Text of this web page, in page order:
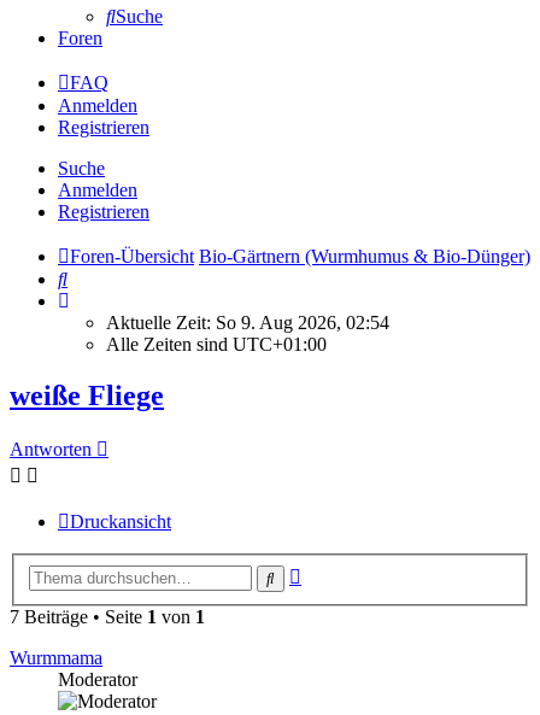
Suche
Foren
FAQ
Anmelden
Registrieren
Suche
Anmelden
Registrieren
Foren-Übersicht Bio-Gärtnern (Wurmhumus & Bio-Dünger)
Suche
Aktuelle Zeit: So 9. Aug 2026, 02:54
Alle Zeiten sind UTC+01:00
weiße Fliege
Antworten
Druckansicht
Suche
7 Beiträge • Seite 1 von 1
Wurmmama
Moderator